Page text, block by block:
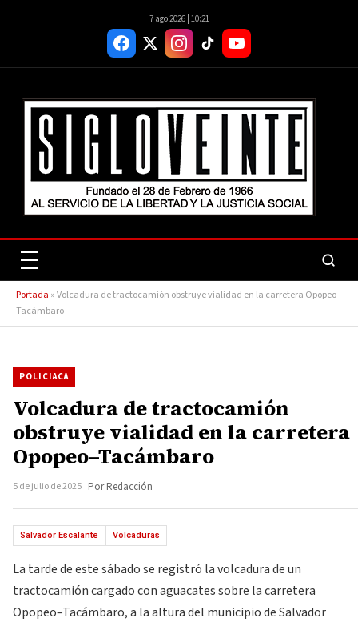
7 ago 2026 | 10:21
Portada »Volcadura de tractocamión obstruye vialidad en la carretera Opopeo–
Tacámbaro
POLICIACA
Volcadura de tractocamión
obstruye vialidad en la carretera
Opopeo–Tacámbaro
5 de julio de 2025 Por Redacción
Salvador Escalante Volcaduras
La tarde de este sábado se registró la volcadura de un
tractocamión cargado con aguacates sobre la carretera
Opopeo–Tacámbaro, a la altura del municipio de Salvador